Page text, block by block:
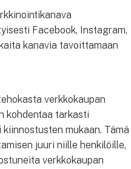
Facebook, Instagram,
kanavia tavoittamaan
verkkokaupan
kohdentaa tarkasti
mukaan. Tämä
juuri niille henkilöille,
verkkokaupan